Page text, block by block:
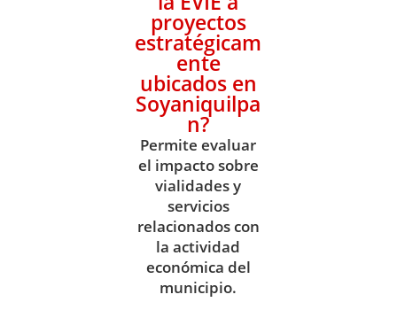
proyectos
estratégicam
ente
ubicados en
Soyaniquilpa
n?
Permite evaluar
el impacto sobre
vialidades y
servicios
relacionados con
la actividad
económica del
municipio.